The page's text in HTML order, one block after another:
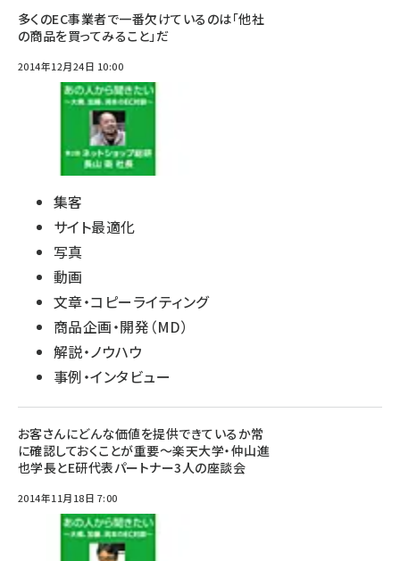
多くのEC事業者で一番欠けているのは「他社
の商品を買ってみること」だ
2014年12月24日 10:00
集客
サイト最適化
写真
動画
文章・コピーライティング
商品企画・開発（MD）
解説・ノウハウ
事例・インタビュー
お客さんにどんな価値を提供できているか常
に確認しておくことが重要～楽天大学・仲山進
也学長とE研代表パートナー3人の座談会
2014年11月18日 7:00